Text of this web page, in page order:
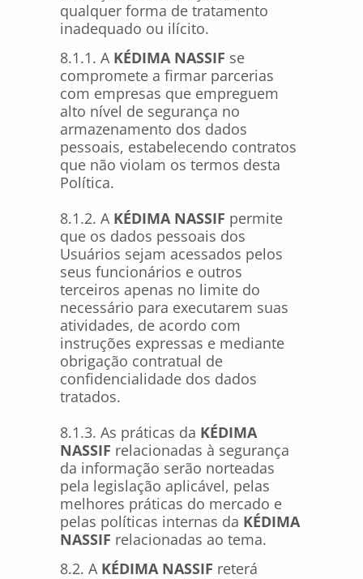
qualquer forma de tratamento
inadequado ou ilícito.
8.1.1. A KÉDIMA NASSIF se
compromete a firmar parcerias
com empresas que empreguem
alto nível de segurança no
armazenamento dos dados
pessoais, estabelecendo contratos
que não violam os termos desta
Política.
8.1.2. A KÉDIMA NASSIF permite
que os dados pessoais dos
Usuários sejam acessados pelos
seus funcionários e outros
terceiros apenas no limite do
necessário para executarem suas
atividades, de acordo com
instruções expressas e mediante
obrigação contratual de
confidencialidade dos dados
tratados.
8.1.3. As práticas da KÉDIMA
NASSIF relacionadas à segurança
da informação serão norteadas
pela legislação aplicável, pelas
melhores práticas do mercado e
pelas políticas internas da KÉDIMA
NASSIF relacionadas ao tema.
8.2. A KÉDIMA NASSIF reterá